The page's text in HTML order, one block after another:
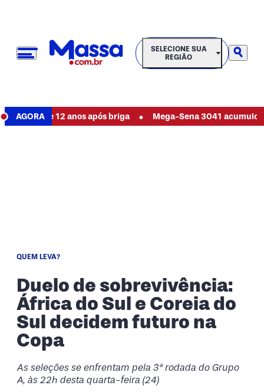
SELECIONE SUA REGIÃO
SELECIONE SUA
REGIÃO
AGORA
de 12 anos após briga • Mega-Sena 3041 acumulou? Veja
QUEM LEVA?
Duelo de sobrevivência:
África do Sul e Coreia do
Sul decidem futuro na
Copa
As seleções se enfrentam pela 3ª rodada do Grupo
A, às 22h desta quarta-feira (24)